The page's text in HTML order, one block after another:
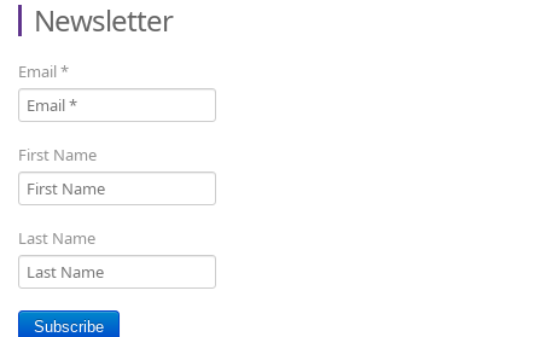
Newsletter
Email*
First Name
Last Name
Subscribe